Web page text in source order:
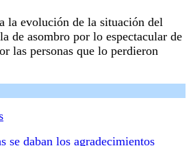
la evolución de la situación del
de asombro por lo espectacular de
las personas que lo perdieron
se daban los agradecimientos